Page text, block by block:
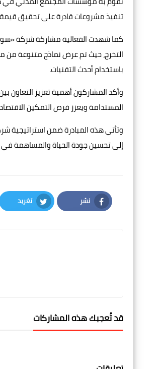
تنفيذ مشروعات قادرة على تحقيق قيمة
كما شهدت الفعالية مشاركة شركة
التخرج، حيث تم عرض نماذج متنوعة من
باستخدام أحدث التقنيات.
وأكد المشاركون أهمية تعزيز التعاون
المستدامة ويعزز فرص التمكين
وتأتي هذه المبادرة ضمن استراتيجية
إلى تحسين جودة الحياة والمساهمة
نشر
Facebook
تغريد
Twitter
قد تُعجبك هذه المشاركات